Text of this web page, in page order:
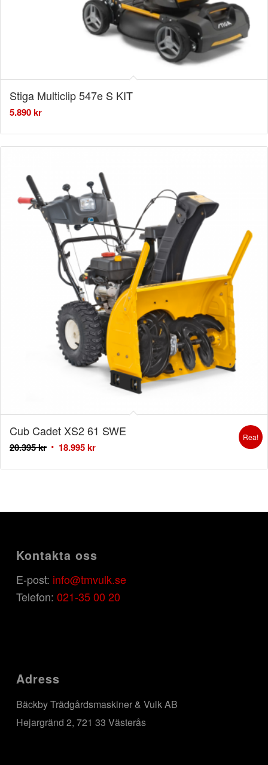
Stiga Multiclip 547e S KIT
5.890kr
Cub Cadet XS2 61 SWE
20.395kr 18.995kr
Rea!
Kontakta oss
E-post: info@tmvulk.se
Telefon: 021-35 00 20
Adress
Bäckby Trädgårdsmaskiner & Vulk AB
Hejargränd 2, 721 33 Västerås